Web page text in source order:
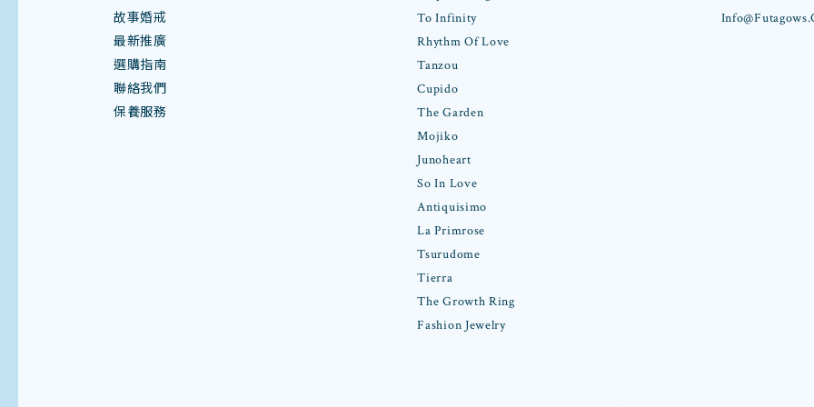
故事婚戒
最新推廣
選購指南
聯絡我們
保養服務
To Infinity
Rhythm Of Love
Tanzou
Cupido
The Garden
Mojiko
Junoheart
So In Love
Antiquisimo
La Primrose
Tsurudome
Tierra
The Growth Ring
Fashion Jewelry